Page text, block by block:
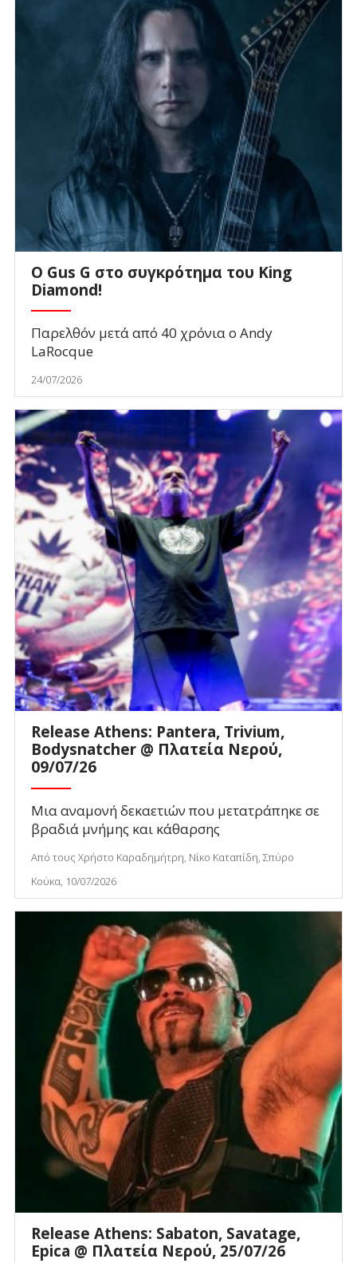
O Gus G στο συγκρότημα του King
Diamond!
Παρελθόν μετά από 40 χρόνια ο Andy
LaRocque
24/07/2026
Release Athens: Pantera, Trivium,
Bodysnatcher @ Πλατεία Νερού,
09/07/26
Μια αναμονή δεκαετιών που μετατράπηκε σε
βραδιά μνήμης και κάθαρσης
Από τους Χρήστο Καραδημήτρη, Νίκο Καταπίδη, Σπύρο
Κούκα, 10/07/2026
Release Athens: Sabaton, Savatage,
Epica @ Πλατεία Νερού, 25/07/26